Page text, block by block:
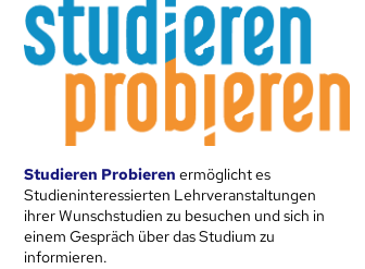
Studieren Probieren ermöglicht es
Studieninteressierten Lehrveranstaltungen
ihrer Wunschstudien zu besuchen und sich in
einem Gespräch über das Studium zu
informieren.